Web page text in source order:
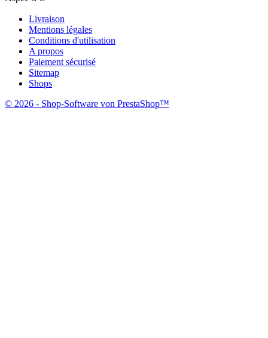
Livraison
Mentions légales
Conditions d'utilisation
A propos
Paiement sécurisé
Sitemap
Shops
© 2026 - Shop-Software von PrestaShop™